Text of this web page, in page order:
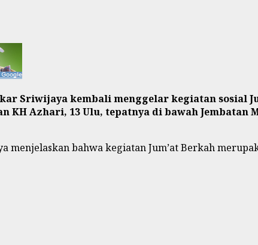
Sriwijaya kembali menggelar kegiatan sosial
Azhari, 13 Ulu, tepatnya di bawah Jembatan
menjelaskan bahwa kegiatan Jum’at Berkah